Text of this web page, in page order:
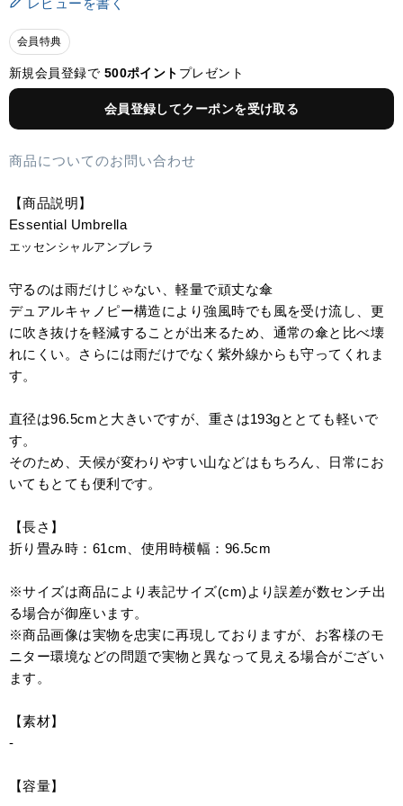
レビューを書く
会員特典
新規会員登録で 500ポイント プレゼント
会員登録してクーポンを受け取る
商品についてのお問い合わせ
【商品説明】
Essential Umbrella
エッセンシャルアンブレラ
守るのは雨だけじゃない、軽量で頑丈な傘
デュアルキャノピー構造により強風時でも風を受け流し、更
に吹き抜けを軽減することが出来るため、通常の傘と比べ壊
れにくい。さらには雨だけでなく紫外線からも守ってくれま
す。
直径は96.5cmと大きいですが、重さは193gととても軽いで
す。
そのため、天候が変わりやすい山などはもちろん、日常にお
いてもとても便利です。
【長さ】
折り畳み時：61cm、使用時横幅：96.5cm
※サイズは商品により表記サイズ(cm)より誤差が数センチ出
る場合が御座います。
※商品画像は実物を忠実に再現しておりますが、お客様のモ
ニター環境などの問題で実物と異なって見える場合がござい
ます。
【素材】
-
【容量】